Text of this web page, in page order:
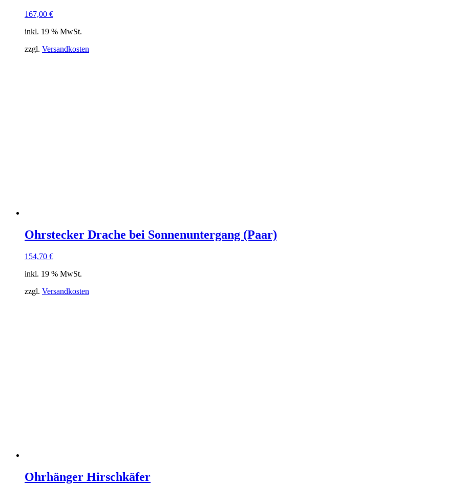
167,00 €
inkl. 19 % MwSt.
zzgl. Versandkosten
Ohrstecker Drache bei Sonnenuntergang (Paar)
154,70 €
inkl. 19 % MwSt.
zzgl. Versandkosten
Ohrhänger Hirschkäfer